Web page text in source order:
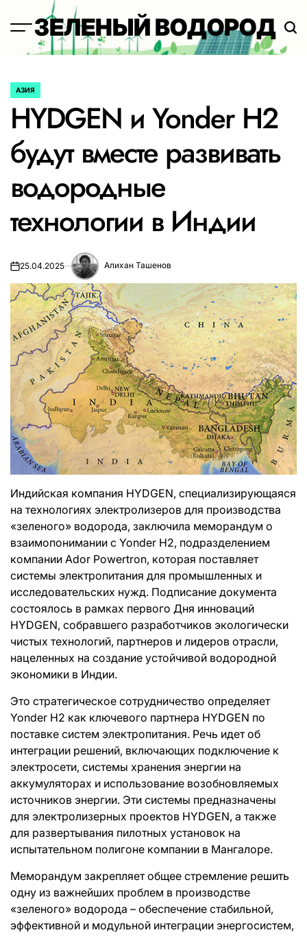
содержимому
ЗЕЛЕНЫЙ ВОДОРОД
ОПУБЛИКОВАНО
АЗИЯ
HYDGEN и Yonder H2
будут вместе развивать
водородные
технологии в Индии
25.04.2025 Алихан Ташенов
Индийская компания HYDGEN, специализирующаяся
на технологиях электролизеров для производства
«зеленого» водорода, заключила меморандум о
взаимопонимании с Yonder H2, подразделением
компании Ador Powertron, которая поставляет
системы электропитания для промышленных и
исследовательских нужд. Подписание документа
состоялось в рамках первого Дня инноваций
HYDGEN, собравшего разработчиков экологически
чистых технологий, партнеров и лидеров отрасли,
нацеленных на создание устойчивой водородной
экономики в Индии.
Это стратегическое сотрудничество определяет
Yonder H2 как ключевого партнера HYDGEN по
поставке систем электропитания. Речь идет об
интеграции решений, включающих подключение к
электросети, системы хранения энергии на
аккумуляторах и использование возобновляемых
источников энергии. Эти системы предназначены
для электролизерных проектов HYDGEN, а также
для развертывания пилотных установок на
испытательном полигоне компании в Мангалоре.
Меморандум закрепляет общее стремление решить
одну из важнейших проблем в производстве
«зеленого» водорода – обеспечение стабильной,
эффективной и модульной интеграции энергосистем,